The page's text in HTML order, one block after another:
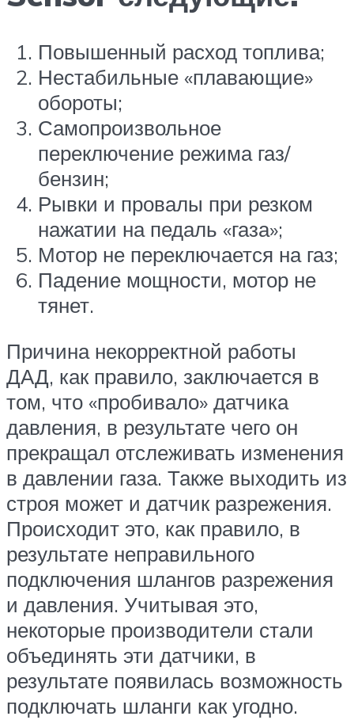
Повышенный расход топлива;
Нестабильные «плавающие»
обороты;
Самопроизвольное
переключение режима газ/
бензин;
Рывки и провалы при резком
нажатии на педаль «газа»;
Мотор не переключается на газ;
Падение мощности, мотор не
тянет.
Причина некорректной работы
ДАД, как правило, заключается в
том, что «пробивало» датчика
давления, в результате чего он
прекращал отслеживать изменения
в давлении газа. Также выходить из
строя может и датчик разрежения.
Происходит это, как правило, в
результате неправильного
подключения шлангов разрежения
и давления. Учитывая это,
некоторые производители стали
объединять эти датчики, в
результате появилась возможность
подключать шланги как угодно.